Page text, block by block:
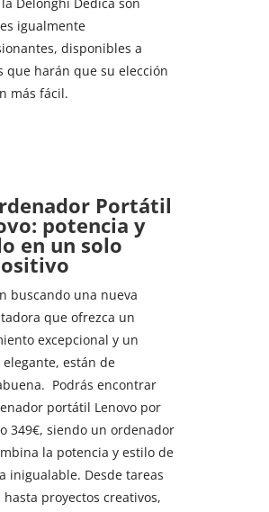
igualmente
disponibles a
que harán que su elección
más fácil.
Portátil
potencia y
en un solo
buscando una nueva
que ofrezca un
excepcional y un
están de
Podrás encontrar
portátil Lenovo por
349€, siendo un ordenador
la potencia y estilo de
inigualable. Desde tareas
proyectos creativos,